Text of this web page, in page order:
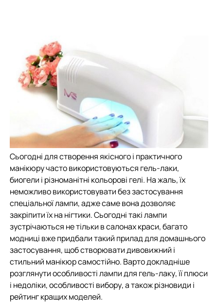
Сьогодні для створення якісного і практичного
манікюру часто використовуються гель-лаки,
биогели і різноманітні кольорові гелі. На жаль, їх
неможливо використовувати без застосування
спеціальної лампи, адже саме вона дозволяє
закріпити їх на нігтики. Сьогодні такі лампи
зустрічаються не тільки в салонах краси, багато
модниці вже придбали такий прилад для домашнього
застосування, щоб створювати дивовижний і
стильний манікюр самостійно. Варто докладніше
розглянути особливості лампи для гель-лаку, її плюси
і недоліки, особливості вибору, а також різновиди і
рейтинг кращих моделей.